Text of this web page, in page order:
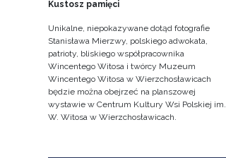
Kustosz pamięci
Unikalne, niepokazywane dotąd fotografie
Stanisława Mierzwy, polskiego adwokata,
patrioty, bliskiego współpracownika
Wincentego Witosa i twórcy Muzeum
Wincentego Witosa w Wierzchosławicach
będzie można obejrzeć na planszowej
wystawie w Centrum Kultury Wsi Polskiej im.
W. Witosa w Wierzchosławicach.